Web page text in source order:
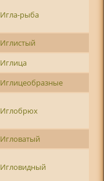
Игла-рыба
Иглистый
Иглица
Иглицеобразные
Иглобрюх
Игловатый
Игловидный